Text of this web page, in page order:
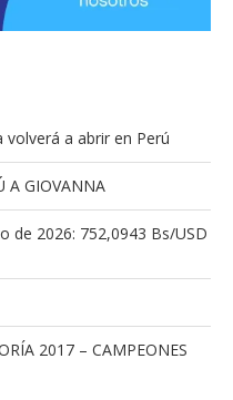
volverá a abrir en Perú
A GIOVANNA
de 2026: 752,0943 Bs/USD
2017 – CAMPEONES